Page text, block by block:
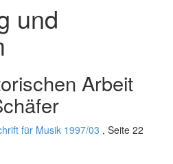
und
Arbeit
für Musik 1997/03 , Seite 22